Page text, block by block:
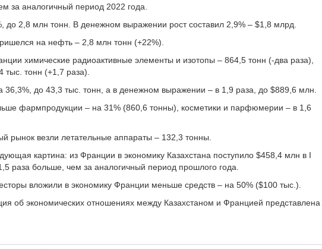
за аналогичный период 2022 года.
до 2,8 млн тонн. В денежном выражении рост составил 2,9% – $1,8 млрд.
на нефть – 2,8 млн тонн (+22%).
химические радиоактивные элементы и изотопы – 864,5 тонн (-два раза),
тыс. тонн (+1,7 раза).
36,3%, до 43,3 тыс. тонн, а в денежном выражении – в 1,9 раза, до $889,6 млн.
фармпродукции – на 31% (860,6 тонны), косметики и парфюмерии – в 1,6
рынок везли летательные аппараты – 132,3 тонны.
картина: из Франции в экономику Казахстана поступило $458,4 млн в I
раза больше, чем за аналогичный период прошлого года.
вложили в экономику Франции меньше средств – на 50% ($100 тыс.).
об экономических отношениях между Казахстаном и Францией представлена